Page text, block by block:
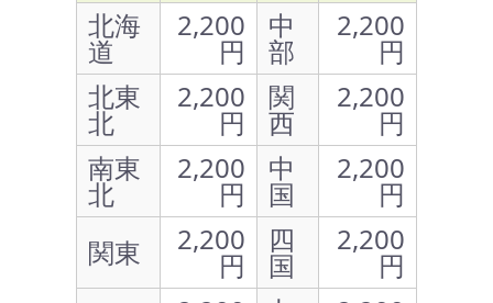
北海
道
2,200
円
中
部
2,200
円
北東
北
2,200
円
関
西
2,200
円
南東
北
2,200
円
中
国
2,200
円
関東
2,200
円
四
国
2,200
円